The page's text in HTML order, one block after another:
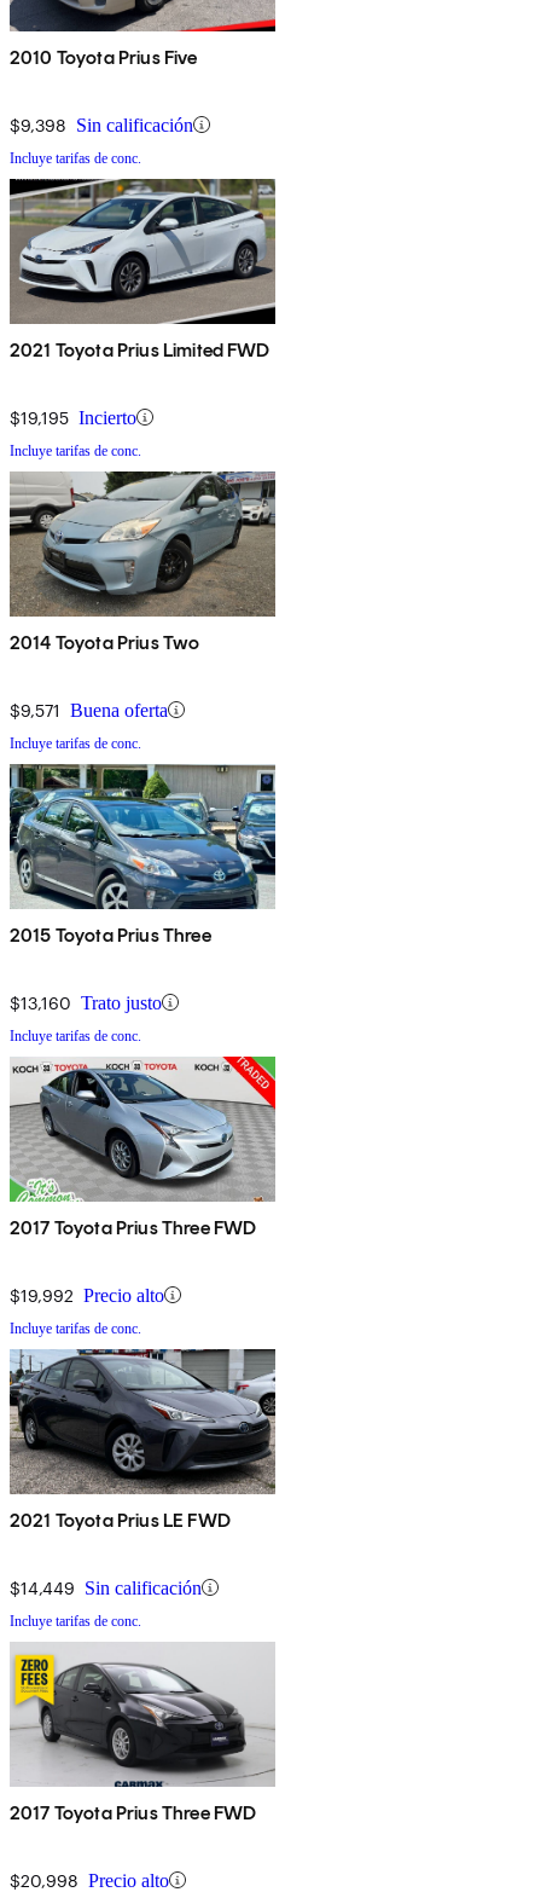
2010 Toyota Prius Five
$9,398 Sin calificación
Incluye tarifas de conc.
2021 Toyota Prius Limited FWD
$19,195 Incierto
Incluye tarifas de conc.
2014 Toyota Prius Two
$9,571 Buena oferta
Incluye tarifas de conc.
2015 Toyota Prius Three
$13,160 Trato justo
Incluye tarifas de conc.
2017 Toyota Prius Three FWD
$19,992 Precio alto
Incluye tarifas de conc.
2021 Toyota Prius LE FWD
$14,449 Sin calificación
Incluye tarifas de conc.
2017 Toyota Prius Three FWD
$20,998 Precio alto